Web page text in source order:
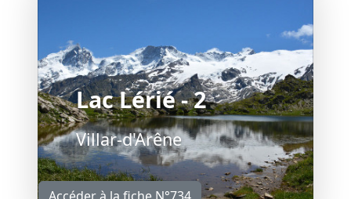
Lac Lérié - 2
Villar-d'Arêne